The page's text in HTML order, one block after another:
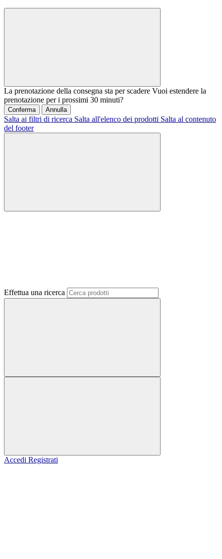
La prenotazione della consegna sta per scadere Vuoi estendere la
prenotazione per i prossimi 30 minuti?
Conferma Annulla
Salta ai filtri di ricerca Salta all'elenco dei prodotti Salta al contenuto
del footer
Effettua una ricerca
Accedi Registrati